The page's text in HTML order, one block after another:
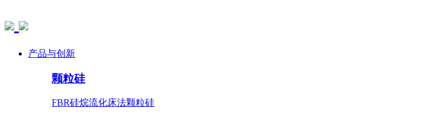
产品与创新
颗粒硅
FBR硅烷流化床法颗粒硅